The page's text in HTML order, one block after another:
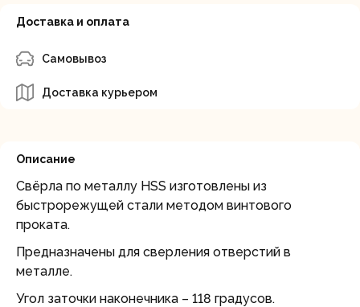
Доставка и оплата
Самовывоз
Доставка курьером
Описание
Свёрла по металлу HSS изготовлены из
быстрорежущей стали методом винтового
проката.
Предназначены для сверления отверстий в
металле.
Угол заточки наконечника – 118 градусов.